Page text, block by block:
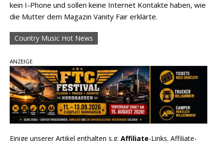
kein I-Phone und sollen keine Internet Kontakte haben, wie
die Mutter dem Magazin Vanity Fair erklärte.
Country Music Hot News
ANZEIGE
Einige unserer Artikel enthalten s.g. Affiliate-Links. Affiliate-